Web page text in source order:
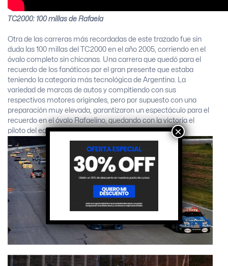
TC2000: 100 millas de Rafaela
Otra de las carreras más recordadas de este trazado fue sin
duda las 100 millas del TC2000 en el año 2005, corriendo en el
óvalo completo sin chicanas. Una carrera que quedó para el
recuerdo de los fanáticos por el gran presente que estaba
teniendo la categoría más tecnológica de Argentina. La
variedad de marcas de autos y compitiendo con sus
respectivos motores originales, pero por supuesto con una
preparación muy elevada, garantizaron un espectáculo para el
recuerdo en el óvalo Rafaelino, quedando con la victoria el
piloto del equipo oficial Ford, Gabriel Ponce De León.×